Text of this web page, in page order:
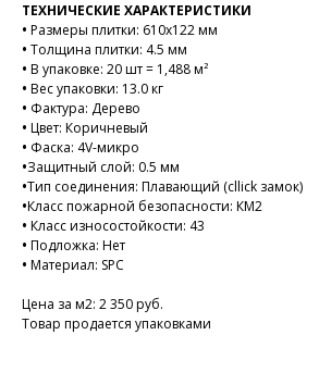
ТЕХНИЧЕСКИЕ ХАРАКТЕРИСТИКИ
• Размеры плитки: 610х122 мм
• Толщина плитки: 4.5 мм
• В упаковке: 20 шт = 1,488 м²
• Вес упаковки: 13.0 кг
• Фактура: Дерево
• Цвет: Коричневый
• Фаска: 4V-микро
•Защитный слой: 0.5 мм
•Тип соединения: Плавающий (cllick замок)
•Класс пожарной безопасности: КМ2
• Класс износостойкости: 43
• Подложка: Нет
• Материал: SPC
Цена за м2: 2 350 руб.
Товар продается упаковками